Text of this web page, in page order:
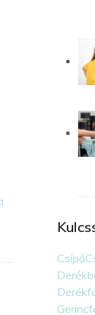
Csípő